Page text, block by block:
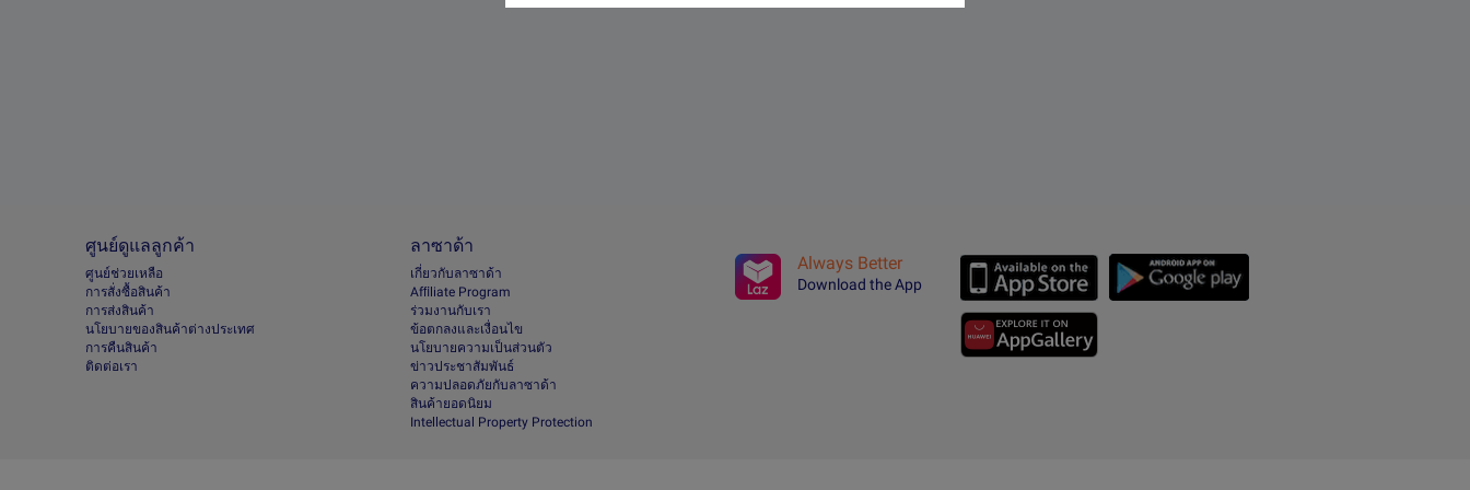
ศูนย์ดูแลลูกค้า
ศูนย์ช่วยเหลือ
การสั่งซื้อสินค้า
การส่งสินค้า
นโยบายของสินค้าต่างประเทศ
การคืนสินค้า
ติดต่อเรา
ลาซาด้า
เกี่ยวกับลาซาด้า
Afﬁliate Program
ร่วมงานกับเรา
ข้อตกลงและเงื่อนไข
นโยบายความเป็นส่วนตัว
ข่าวประชาสัมพันธ์
ความปลอดภัยกับลาซาด้า
สินค้ายอดนิยม
Intellectual Property Protection
Always Better
Download the App